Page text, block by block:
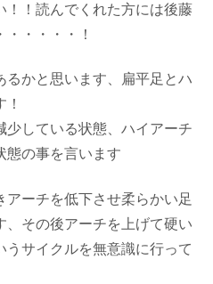
！！読んでくれた方には後藤
・・・・！
るかと思います、扁平足とハ
少している状態、ハイアーチ
態の事を言います
アーチを低下させ柔らかい足
、その後アーチを上げて硬い
うサイクルを無意識に行って